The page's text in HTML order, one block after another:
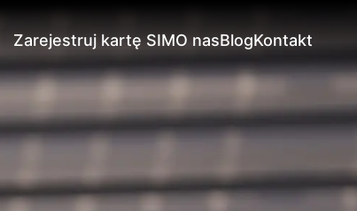
Zarejestruj kartę SIMO nasBlogKontakt